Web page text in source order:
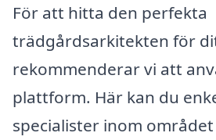
För att hitta den perfekta
trädgårdsarkitekten för
rekommenderar vi att
plattform. Här kan du
specialister inom